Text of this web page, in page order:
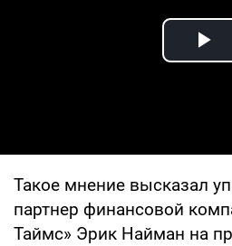
Такое мнение высказал
партнер финансовой
Таймс» Эрик Найман на